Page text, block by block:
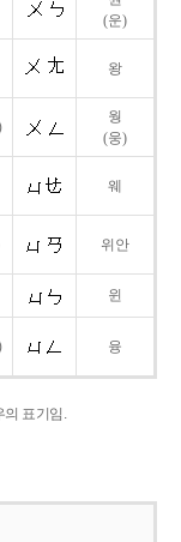
(운)
왕
웡
(웅)
웨
위안
윈
융
의 표기임.